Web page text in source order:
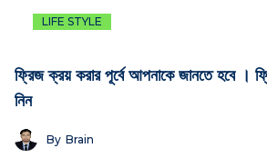
LIFE STYLE
ফ্রিজ ক্রয় করার পূর্বে আপনাকে জানতে হবে ।
নিন
By Brain